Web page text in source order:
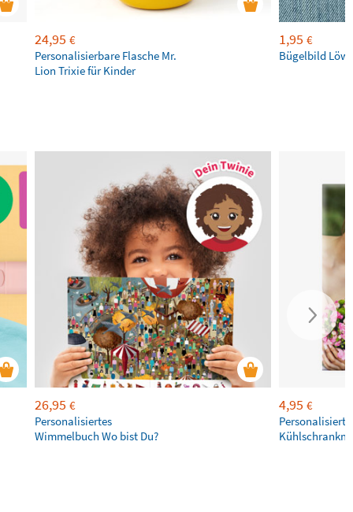
24,95 €
Personalisierbare Flasche Mr.
Lion Trixie für Kinder
1,95 €
Bügelbild
26,95 €
Personalisiertes
Wimmelbuch Wo bist Du?
4,95 €